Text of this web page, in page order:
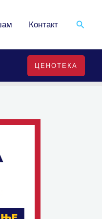
Контакт Search
ЦЕНОТЕКА